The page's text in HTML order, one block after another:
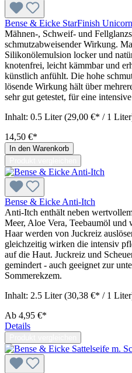
Bense & Eicke StarFinish
Mähnen-, Schweif- und
schmutzabweisender Wirkung.
Silikonölemulsion locker und
knotenfrei, leicht kämmbar und
künstlich anfühlt. Die hohe
lösende Wirkung hält über
sehr gut getestet, für eine
Inhalt: 0.5 Liter(29,00 €* / 1
14,50 €*
In den Warenkorb
Bense & Eicke Anti-Itch
Anti-Itch enthält neben
Meer, Aloe Vera, Teebaumöl und
Haar werden von Juckreiz
gleichzeitig wirken die intensiv
auf die Haut. Juckreiz und
gemindert - auch geeignet zur
Sommerekzem.
Inhalt: 2.5 Liter(30,38 €* / 1
Ab 4,95 €*
Details